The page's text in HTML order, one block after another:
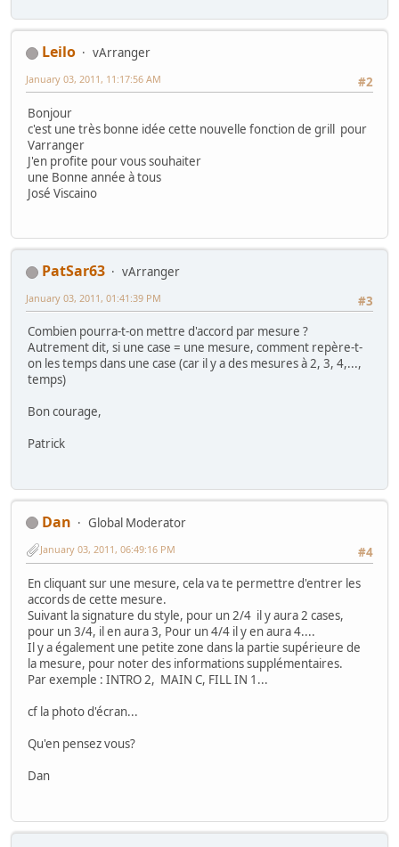
Leilo
vArranger
#2
January 03, 2011, 11:17:56 AM
Bonjour
c'est une très bonne idée cette nouvelle fonction de grill pour
Varranger
J'en profite pour vous souhaiter
une Bonne année à tous
José Viscaino
PatSar63
vArranger
#3
January 03, 2011, 01:41:39 PM
Combien pourra-t-on mettre d'accord par mesure ?
Autrement dit, si une case = une mesure, comment repère-t-
on les temps dans une case (car il y a des mesures à 2, 3, 4,...,
temps)
Bon courage,
Patrick
Dan
Global Moderator
#4
January 03, 2011, 06:49:16 PM
En cliquant sur une mesure, cela va te permettre d'entrer les
accords de cette mesure.
Suivant la signature du style, pour un 2/4 il y aura 2 cases,
pour un 3/4, il en aura 3, Pour un 4/4 il y en aura 4....
Il y a également une petite zone dans la partie supérieure de
la mesure, pour noter des informations supplémentaires.
Par exemple : INTRO 2, MAIN C, FILL IN 1...
cf la photo d'écran...
Qu'en pensez vous?
Dan